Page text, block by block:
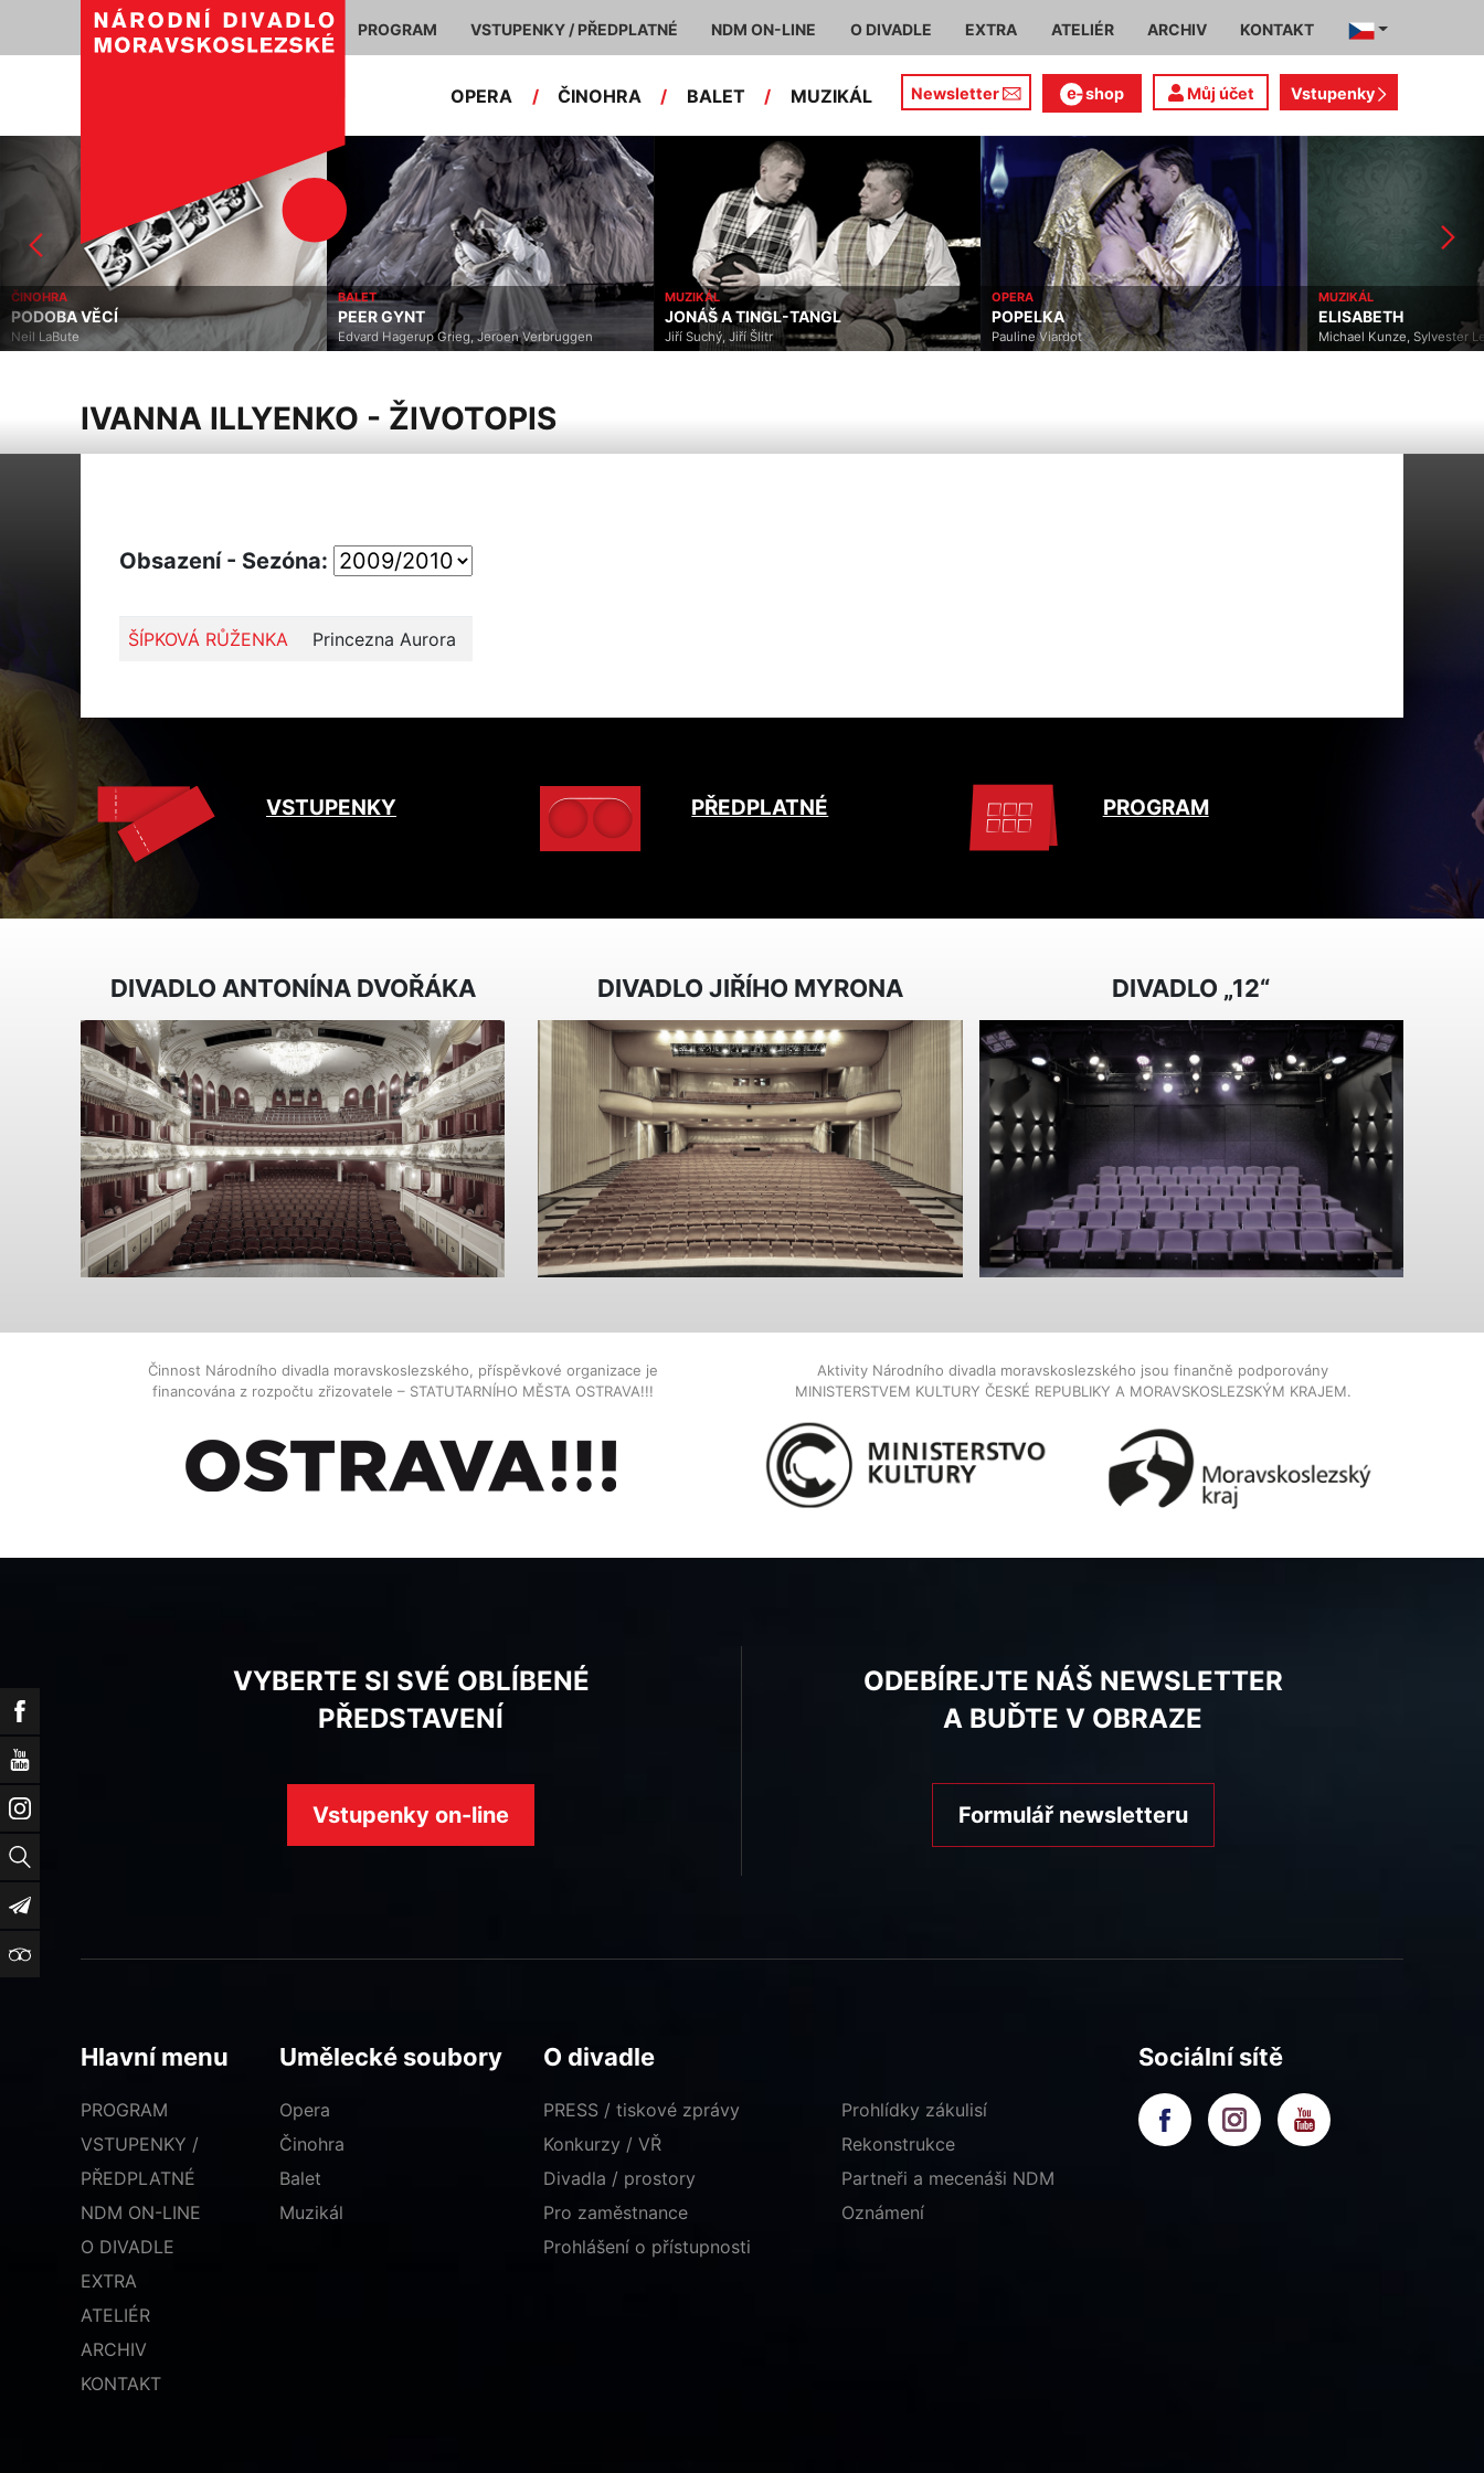
Facebook
YouTube
Instagram
Vyhledat
Newsletter
TripAdvisor
PROGRAM VSTUPENKY / PŘEDPLATNÉ NDM ON-LINE O DIVADLE EXTRA ATELIÉR ARCHIV KONTAKT
OPERA / ČINOHRA / BALET / MUZIKÁL Newsletter shop Můj účet Vstupenky
PEER GYNT
Edvard Hagerup Grieg, Jeroen Verbruggen
MUZIKÁL
JONÁŠ A TINGL-TANGL
Jiří Suchý, Jiří Šlitr
OPERA
POPELKA
Pauline Viardot
MUZIKÁL
ELISABETH
Michael Kunze, Sylvester Levay
ČINOHRA
Tomáš
IVANNA ILLYENKO - ŽIVOTOPIS
Obsazení - Sezóna:
ŠÍPKOVÁ RŮŽENKA Princezna Aurora
VSTUPENKY PŘEDPLATNÉ PROGRAM
DIVADLO ANTONÍNA DVOŘÁKA DIVADLO JIŘÍHO MYRONA DIVADLO „12“
Činnost Národního divadla moravskoslezského, příspěvkové organizace je
financována z rozpočtu zřizovatele – STATUTARNÍHO MĚSTA OSTRAVA!!!
Aktivity Národního divadla moravskoslezského jsou finančně podporovány
MINISTERSTVEM KULTURY ČESKÉ REPUBLIKY A MORAVSKOSLEZSKÝM KRAJEM.
VYBERTE SI SVÉ OBLÍBENÉ
PŘEDSTAVENÍ
Vstupenky on-line
ODEBÍREJTE NÁŠ NEWSLETTER
A BUĎTE V OBRAZE
Formulář newsletteru
Hlavní menu
PROGRAM
VSTUPENKY /
PŘEDPLATNÉ
NDM ON-LINE
O DIVADLE
EXTRA
ATELIÉR
ARCHIV
KONTAKT
Umělecké soubory
Opera
Činohra
Balet
Muzikál
O divadle
PRESS / tiskové zprávy
Konkurzy / VŘ
Divadla / prostory
Prohlídky zákulisí
Rekonstrukce
Partneři a mecenáši NDM
Pro zaměstnance
Oznámení
Prohlášení o přístupnosti
Sociální sítě